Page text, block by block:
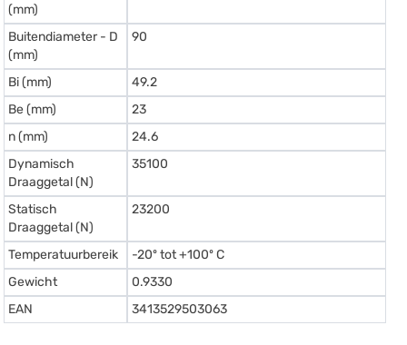
(mm)
Buitendiameter - D
(mm)
90
Bi (mm)
49.2
Be (mm)
23
n (mm)
24.6
Dynamisch
Draaggetal (N)
35100
Statisch
Draaggetal (N)
23200
Temperatuurbereik
-20º tot +100º C
Gewicht
0.9330
EAN
3413529503063